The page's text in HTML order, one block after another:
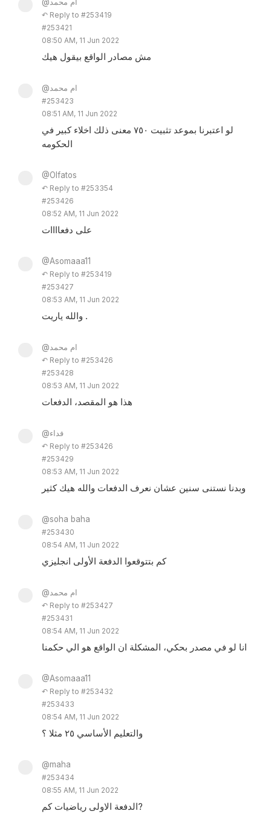
↶ Reply to #253419
#253421
08:50 AM, 11 Jun 2022
مش مصادر الواقع بيقول هيك
@ام محمد
#253423
08:51 AM, 11 Jun 2022
لو اعتبرنا بموعد تثبيت ٧٥٠ معنى ذلك اخلاء كبير في
الحكومه
@Olfatos
↶ Reply to #253354
#253426
08:52 AM, 11 Jun 2022
على دفعاااات
@Asomaaa11
↶ Reply to #253419
#253427
08:53 AM, 11 Jun 2022
والله ياريت .
@ام محمد
↶ Reply to #253426
#253428
08:53 AM, 11 Jun 2022
هذا هو المقصد، الدفعات
@فداء
↶ Reply to #253426
#253429
08:53 AM, 11 Jun 2022
وبدنا نستنى سنين عشان نعرف الدفعات والله هيك كثير
@soha baha
#253430
08:54 AM, 11 Jun 2022
كم بتتوقعوا الدفعة الأولى انجليزي
@ام محمد
↶ Reply to #253427
#253431
08:54 AM, 11 Jun 2022
انا لو في مصدر بحكي، المشكلة ان الواقع هو الي حكمنا
@Asomaaa11
↶ Reply to #253432
#253433
08:54 AM, 11 Jun 2022
والتعليم الأساسي ٢٥ مثلا ؟
@maha
#253434
08:55 AM, 11 Jun 2022
الدفعة الاولى رياضيات كم?